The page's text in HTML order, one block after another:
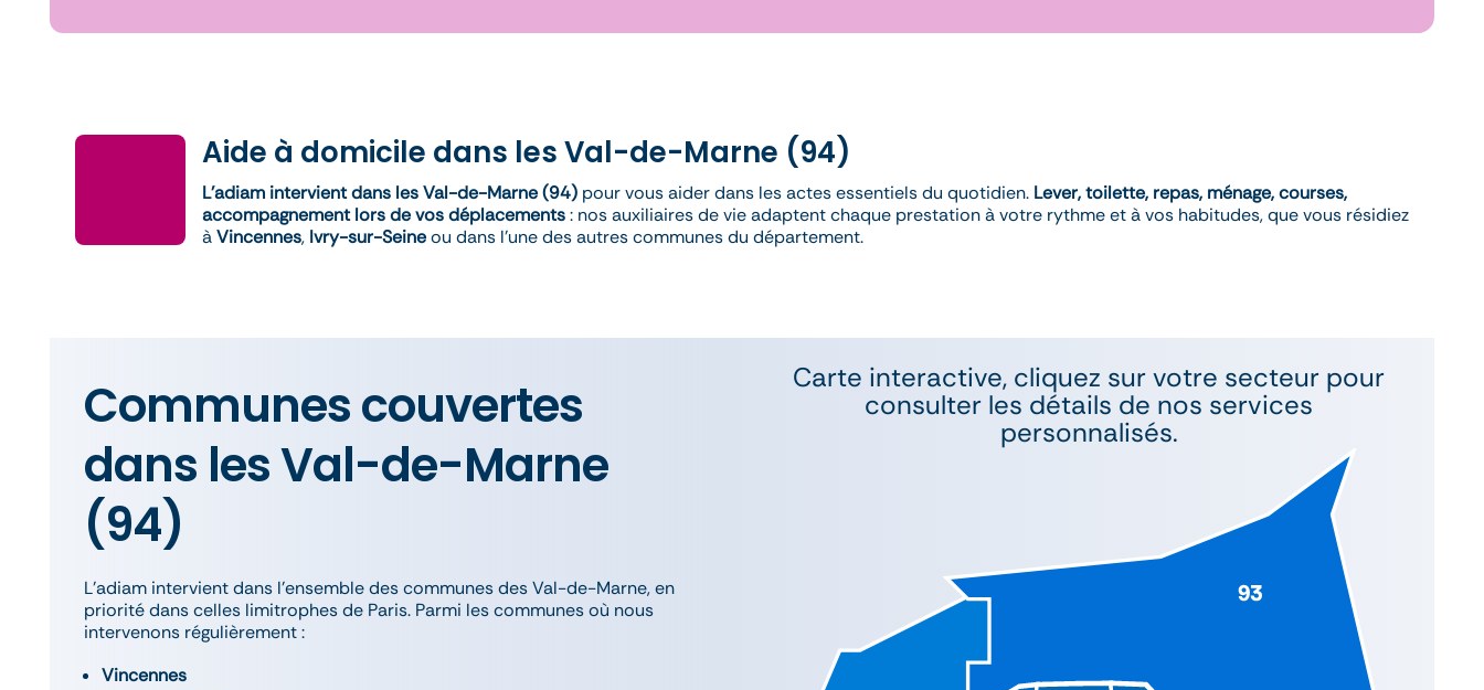
Aide à domicile dans les Val-de-Marne (94)
L’adiam intervient dans les Val-de-Marne (94)pour vous aider dans les actes essentiels du quotidien. Lever, toilette, repas, ménage, courses,
accompagnement lors de vos déplacements: nos auxiliaires de vie adaptent chaque prestation à votre rythme et à vos habitudes, que vous résidiez
àVincennes, Ivry-sur-Seineou dans l’une des autres communes du département.
Communes couvertes
dans les Val-de-Marne
(94)
L’adiam intervient dans l’ensemble des communes des Val-de-Marne, en
priorité dans celles limitrophes de Paris. Parmi les communes où nous
intervenons régulièrement :
Vincennes
Carte interactive, cliquez sur votre secteur pour
consulter les détails de nos services
personnalisés.
^